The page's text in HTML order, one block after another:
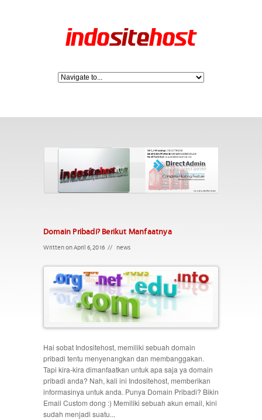
Domain Pribadi? Berikut Manfaatnya
Written on April 6, 2016 // news
Hai sobat Indositehost, memiliki sebuah domain
pribadi tentu menyenangkan dan membanggakan.
Tapi kira-kira dimanfaatkan untuk apa saja ya domain
pribadi anda? Nah, kali ini Indositehost, memberikan
informasinya untuk anda. Punya Domain Pribadi? Bikin
Email Custom dong :) Memiliki sebuah akun email, kini
sudah menjadi suatu...